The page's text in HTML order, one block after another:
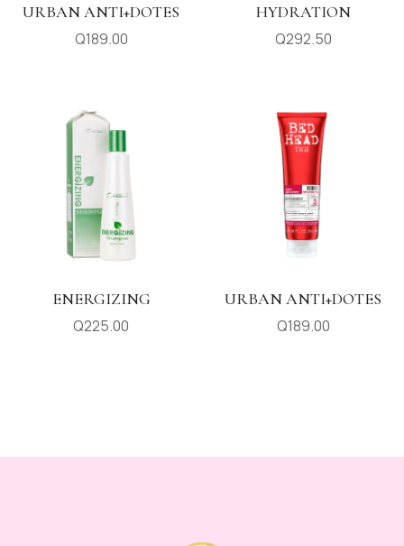
URBAN ANTI+DOTES
Q189.00
HYDRATION
Q292.50
ENERGIZING
Q225.00
URBAN ANTI+DOTES
Q189.00